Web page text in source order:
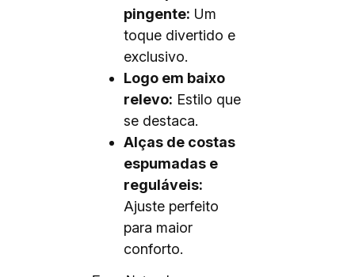
pingente: Um
toque divertido e
exclusivo.
Logo em baixo
relevo: Estilo que
se destaca.
Alças de costas
espumadas e
reguláveis:
Ajuste perfeito
para maior
conforto.